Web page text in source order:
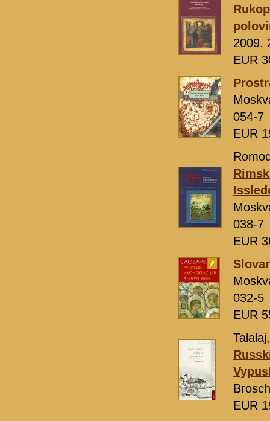
2009.
EUR
054-7
EUR
038-7
EUR
032-5
EUR
EUR